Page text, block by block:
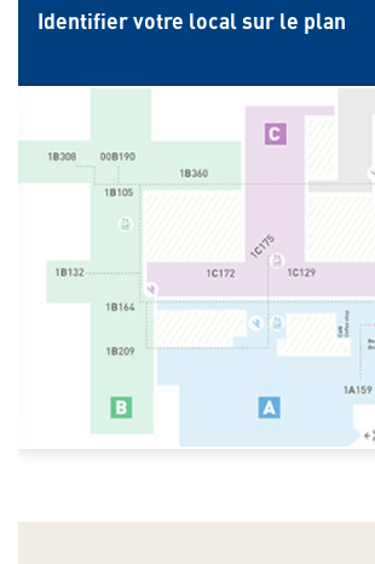
Identifier votre local sur le plan